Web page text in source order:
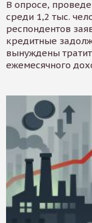
В опросе,
среди 1,2 тыс.
респондентов
кредитные
вынуждены
ежемесячного